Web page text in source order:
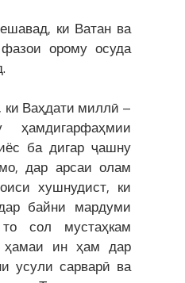
ки Ватан ва
орому осуда
ки Ваҳдати миллӣ –
ба дигар ҷашну
дар арсаи олам
хушнудист, ки
байни мардуми
сол мустаҳкам
ҳамаи ин ҳам дар
усули сарварӣ ва